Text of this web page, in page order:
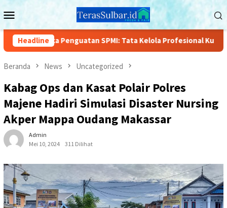
ke
Mobile
HeadlineSPMI: Tata Kelola Profesional Kunci Mutu Pendidikan
Beranda News Uncategorized
Kabag Ops dan Kasat Polair Polres
Majene Hadiri Simulasi Disaster Nursing
Akper Mappa Oudang Makassar
Admin
Mei 10, 2024
311 Dilihat